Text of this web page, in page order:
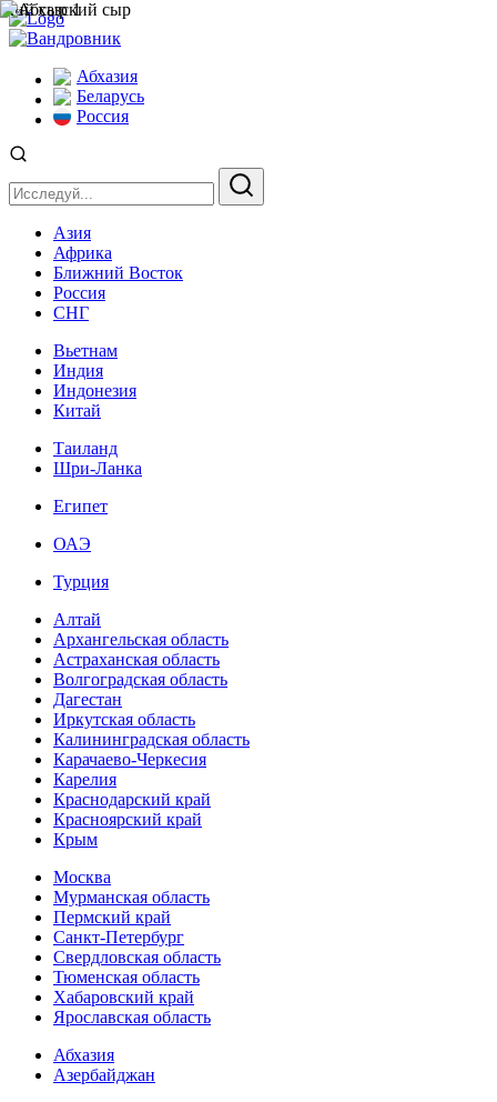
Абхазия
Беларусь
Россия
Азия
Африка
Ближний Восток
Россия
СНГ
Вьетнам
Индия
Индонезия
Китай
Таиланд
Шри-Ланка
Египет
ОАЭ
Турция
Алтай
Архангельская область
Астраханская область
Волгоградская область
Дагестан
Иркутская область
Калининградская область
Карачаево-Черкесия
Карелия
Краснодарский край
Красноярский край
Крым
Москва
Мурманская область
Пермский край
Санкт-Петербург
Свердловская область
Тюменская область
Хабаровский край
Ярославская область
Абхазия
Азербайджан